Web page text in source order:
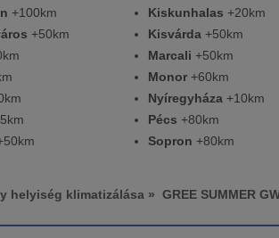
+100km
+50km
Kiskunhalas +20km
Kisvárda +50km
Marcali +50km
Monor +60km
Nyíregyháza +10km
Pécs +80km
Sopron +80km
helyiség klimatizálása » GREE SUMMER